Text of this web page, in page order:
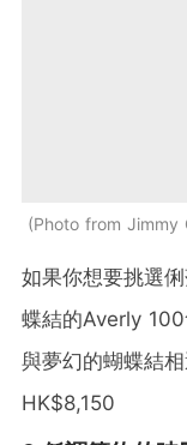
Photo from Jimmy
如果你想要挑選
蝶結的Averly
與夢幻的蝴蝶結
HK$8,150